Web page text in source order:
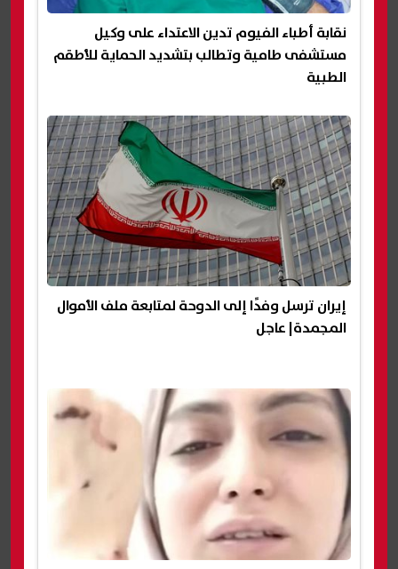
نقابة أطباء الفيوم تدين الاعتداء على وكيل
مستشفى طامية وتطالب بتشديد الحماية للأطقم
الطبية
إيران ترسل وفدًا إلى الدوحة لمتابعة ملف الأموال
المجمدة| عاجل